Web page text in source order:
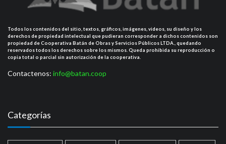
Todos los contenidos del sitio, textos, gráficos, imágenes, videos, su diseño y los
derechos de propiedad intelectual que pudieran corresponder a dichos contenidos son
propiedad de Cooperativa Batán de Obras y Servicios Públicos LTDA., quedando
reservados todos los derechos sobre los mismos. Queda prohibida su reproducción o
copia total o parcial sin autorización de la cooperativa.
Contactenos: info@batan.coop
Categorías